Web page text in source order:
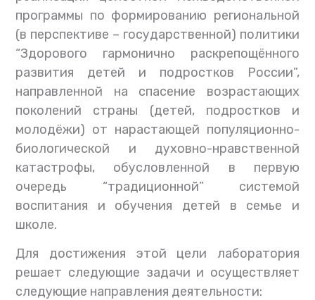
программы по формированию региональной
(в перспективе – государственной) политики
“Здорового гармонично раскрепощённого
развития детей и подростков России”,
направленной на спасение возрастающих
поколений страны (детей, подростков и
молодёжи) от нарастающей популяционно-
биологической и духовно-нравственной
катастрофы, обусловленной в первую
очередь “традиционной” системой
воспитания и обучения детей в семье и
школе.
Для достижения этой цели лаборатория
решает следующие задачи и осуществляет
следующие направления деятельности: